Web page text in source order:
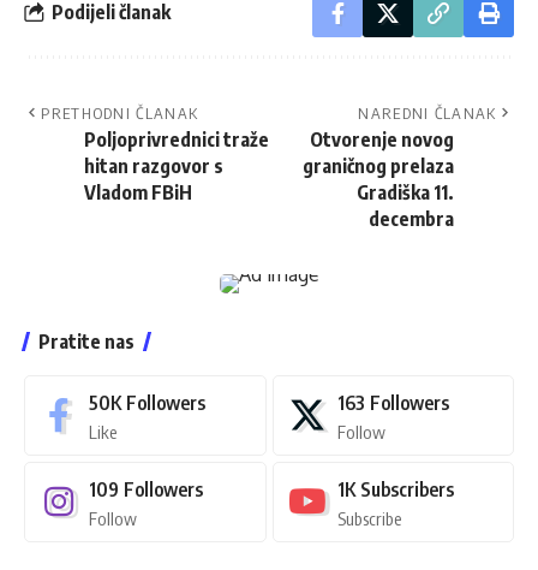
Podijeli članak
PRETHODNI ČLANAK
Poljoprivrednici traže
hitan razgovor s
Vladom FBiH
NAREDNI ČLANAK
Otvorenje novog
graničnog prelaza
Gradiška 11.
decembra
Pratite nas
50K Followers
Like
163 Followers
Follow
109 Followers
Follow
1K Subscribers
Subscribe